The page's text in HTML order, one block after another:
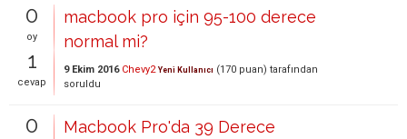
0
oy
1
cevap
macbook pro için 95-100 derece
normal mi?
9 Ekim 2016 Chevy2 Yeni Kullanıcı (170 puan) tarafından
soruldu
0
Macbook Pro'da 39 Derece